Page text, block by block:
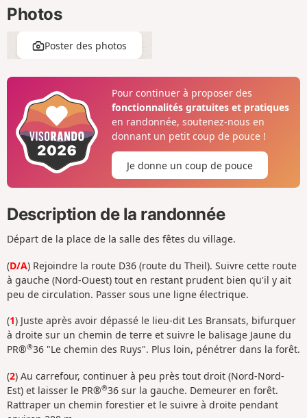
Photos
Poster des photos
Pour continuer à proposer des
fonctionnalités gratuites et pratiques
en randonnée, soutenez-nous en
donnant un petit coup de pouce !
Je donne un coup de pouce
Description de la randonnée
Départ de la place de la salle des fêtes du village.
(D/A) Rejoindre la route D36 (route du Theil). Suivre cette route
à gauche (Nord-Ouest) tout en restant prudent bien qu'il y ait
peu de circulation. Passer sous une ligne électrique.
(1) Juste après avoir dépassé le lieu-dit Les Bransats, bifurquer
à droite sur un chemin de terre et suivre le balisage Jaune du
PR®®36 "Le chemin des Ruys". Plus loin, pénétrer dans la forêt.
(2) Au carrefour, continuer à peu près tout droit (Nord-Nord-
Est) et laisser le PR®®36 sur la gauche. Demeurer en forêt.
Rattraper un chemin forestier et le suivre à droite pendant